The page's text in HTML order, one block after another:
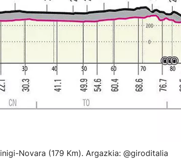
Novara (179 Km). Argazkia: @giroditalia